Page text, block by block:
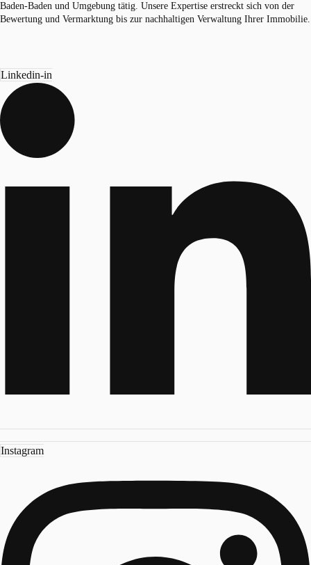
Baden-Baden und Umgebung tätig. Unsere Expertise erstreckt sich von der
Bewertung und Vermarktung bis zur nachhaltigen Verwaltung Ihrer Immobilie.
Linkedin-in
Instagram